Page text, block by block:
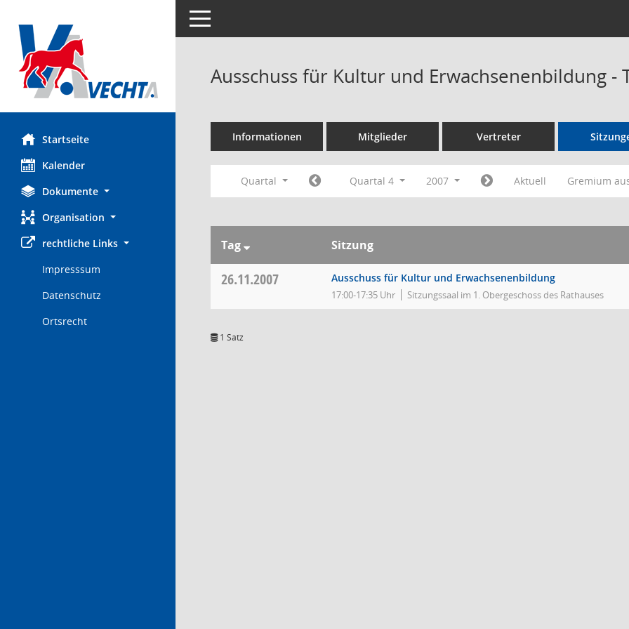
Startseite
Kalender
Dokumente
Organisation
rechtliche Links
Impresssum
Datenschutz
Ortsrecht
Toggle navigation
Ausschuss für Kultur und Erwachsenenbildung -
Informationen Mitglieder Vertreter
Quartal Quartal 4 2007 Aktuell Gremium
Tag Sitzung
26.11.2007 Ausschuss für Kultur und Erwachsenenbildung
17:00-17:35 Uhr Sitzungssaal im 1. Obergeschoss des Rathauses
1 Satz